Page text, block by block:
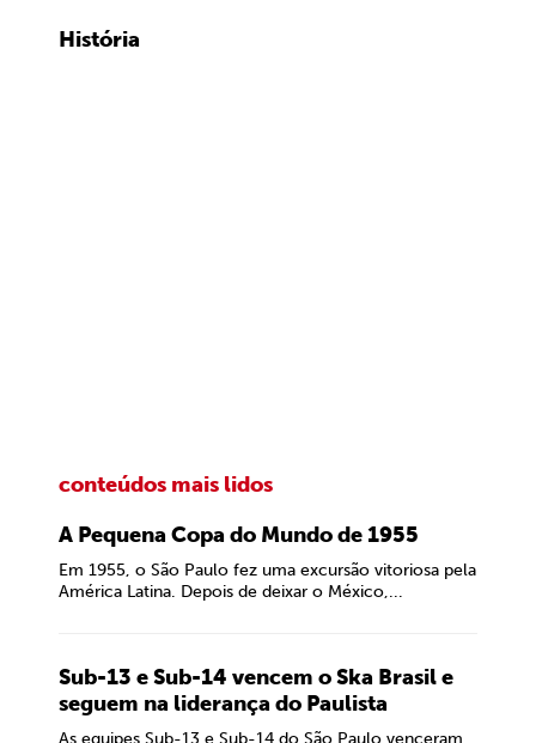
História
conteúdos mais lidos
A Pequena Copa do Mundo de 1955
Em 1955, o São Paulo fez uma excursão vitoriosa pela
América Latina. Depois de deixar o México,...
Sub-13 e Sub-14 vencem o Ska Brasil e
seguem na liderança do Paulista
As equipes Sub-13 e Sub-14 do São Paulo venceram